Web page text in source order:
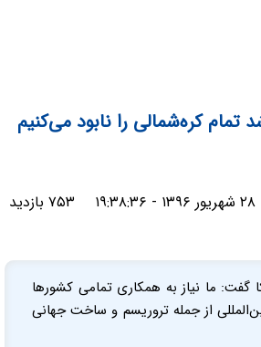
تمام کره‌شمالی را نابود می‌کنیم
۷۵۳ بازدید
گفت: ما نیاز به همکاری تمامی کشورها
از جمله تروریسم و ساخت جهانی